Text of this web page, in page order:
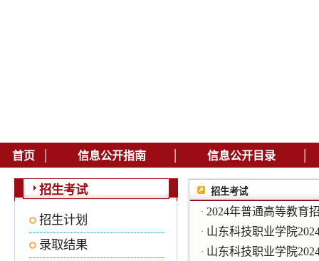
首页 | 信息公开指南 | 信息公开目录 |
招生考试
招生计划
录取结果
招生考试
· 2024年普通高等教育
· 山东科技职业学院
· 山东科技职业学院